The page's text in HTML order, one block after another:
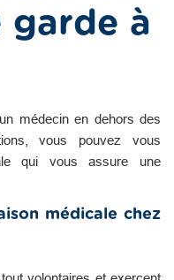
garde à
médecin en dehors des
vous pouvez vous
qui vous assure une
médicale chez